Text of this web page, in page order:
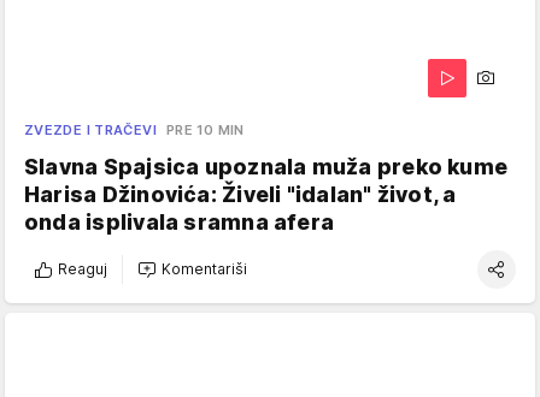
ZVEZDE I TRAČEVI PRE 10 MIN
Slavna Spajsica upoznala muža preko kume
Harisa Džinovića: Živeli "idalan" život, a
onda isplivala sramna afera
Reaguj Komentariši